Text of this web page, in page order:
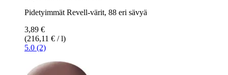
Pidetyimmät Revell-värit, 88 eri sävyä
3,89 €
(216,11 € / l)
5.0 (2)